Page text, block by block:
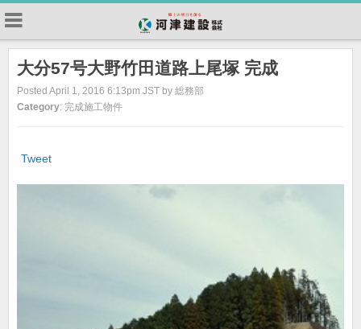
大分57号大野竹田道路上尾塚 完成
Posted April 1, 2016 6:13pm JST by 総務部
Category: 完成施工物件
Tweet